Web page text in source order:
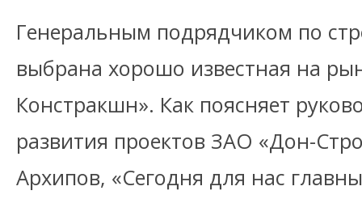
Генеральным подрядчиком по
выбрана хорошо известная на
Констракшн». Как поясняет
развития проектов ЗАО «Дон-
Архипов, «Сегодня для нас